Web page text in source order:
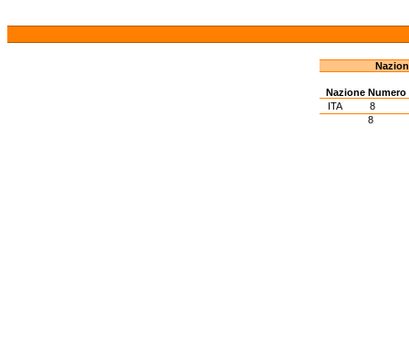
Nazione Numero
ITA
8
8